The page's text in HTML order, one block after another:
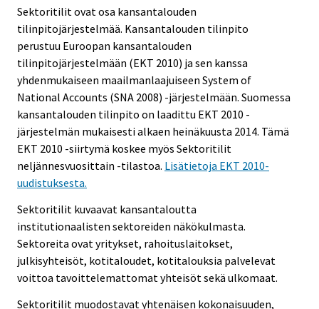
Sektoritilit ovat osa kansantalouden
tilinpitojärjestelmää. Kansantalouden tilinpito
perustuu Euroopan kansantalouden
tilinpitojärjestelmään (EKT 2010) ja sen kanssa
yhdenmukaiseen maailmanlaajuiseen System of
National Accounts (SNA 2008) -järjestelmään. Suomessa
kansantalouden tilinpito on laadittu EKT 2010 -
järjestelmän mukaisesti alkaen heinäkuusta 2014. Tämä
EKT 2010 -siirtymä koskee myös Sektoritilit
neljännesvuosittain -tilastoa. Lisätietoja EKT 2010-
uudistuksesta.
Sektoritilit kuvaavat kansantaloutta
institutionaalisten sektoreiden näkökulmasta.
Sektoreita ovat yritykset, rahoituslaitokset,
julkisyhteisöt, kotitaloudet, kotitalouksia palvelevat
voittoa tavoittelemattomat yhteisöt sekä ulkomaat.
Sektoritilit muodostavat yhtenäisen kokonaisuuden,